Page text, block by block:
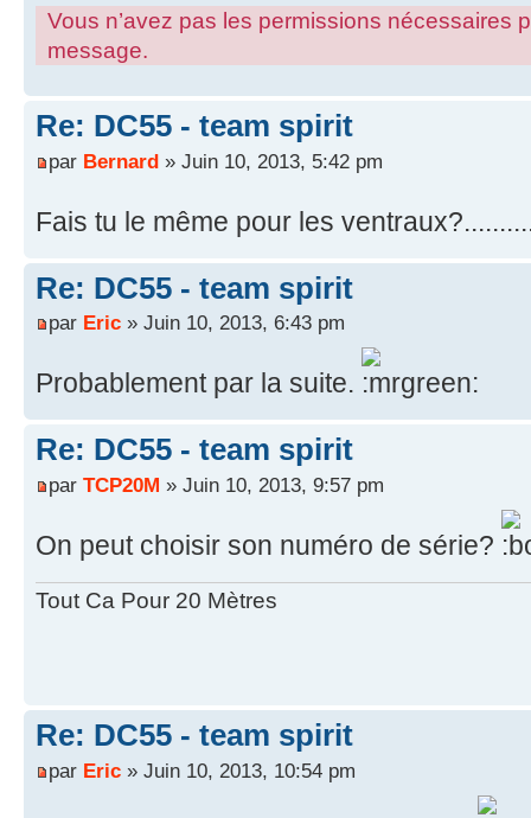
Vous n’avez pas les permissions nécessaires
message.
Re: DC55 - team spirit
par Bernard » Juin 10, 2013, 5:42 pm
Fais tu le même pour les
Re: DC55 - team spirit
par Eric » Juin 10, 2013, 6:43 pm
Probablement par la suite.
Re: DC55 - team spirit
par TCP20M » Juin 10, 2013, 9:57 pm
On peut choisir son numéro de série?
Tout Ca Pour 20 Mètres
Re: DC55 - team spirit
par Eric » Juin 10, 2013, 10:54 pm